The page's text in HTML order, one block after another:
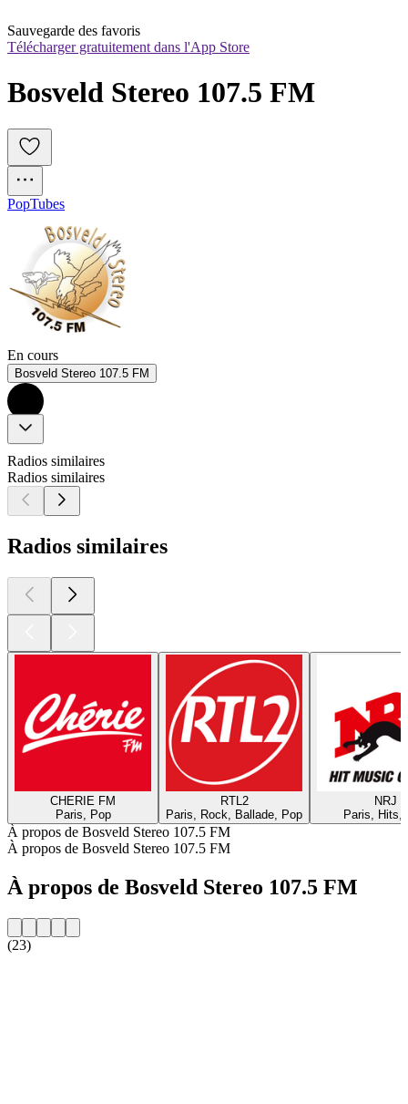
Sauvegarde des favoris
Télécharger gratuitement dans l'App Store
Bosveld Stereo 107.5 FM
PopTubes
En cours
Bosveld Stereo 107.5 FM
Radios similaires
Radios similaires
Radios similaires
CHERIE FM
Paris, Pop
RTL2
Paris, Rock, Ballade, Pop
NRJ
Paris, Hits,
À propos de Bosveld Stereo 107.5 FM
À propos de Bosveld Stereo 107.5 FM
À propos de Bosveld Stereo 107.5 FM
(23)